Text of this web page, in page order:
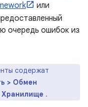
или
очередь ошибок из
содержат
> Обмен
Хранилище .